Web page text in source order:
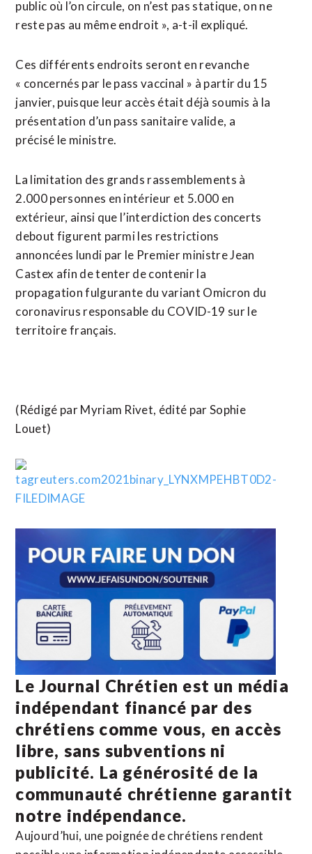
public où l’on circule, on n’est pas statique, on ne
reste pas au même endroit », a-t-il expliqué.
Ces différents endroits seront en revanche
« concernés par le pass vaccinal » à partir du 15
janvier, puisque leur accès était déjà soumis à la
présentation d’un pass sanitaire valide, a
précisé le ministre.
La limitation des grands rassemblements à
2.000 personnes en intérieur et 5.000 en
extérieur, ainsi que l’interdiction des concerts
debout figurent parmi les restrictions
annoncées lundi par le Premier ministre Jean
Castex afin de tenter de contenir la
propagation fulgurante du variant Omicron du
coronavirus responsable du COVID-19 sur le
territoire français.
(Rédigé par Myriam Rivet, édité par Sophie
Louet)
Le Journal Chrétien est un média
indépendant financé par des
chrétiens comme vous, en accès
libre, sans subventions ni
publicité. La générosité de la
communauté chrétienne garantit
notre indépendance.
Aujourd’hui, une poignée de chrétiens rendent